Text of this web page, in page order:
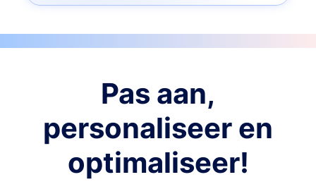
Pas aan,
personaliseer en
optimaliseer!